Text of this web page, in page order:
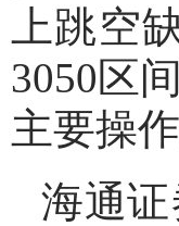
上跳空
3050区
主要操
海通